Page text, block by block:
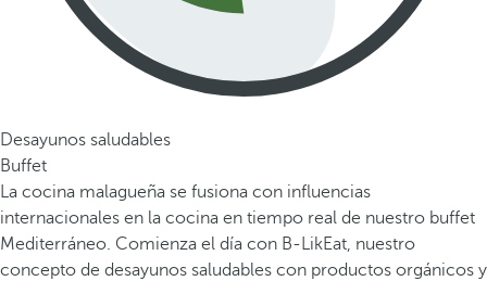
Desayunos saludables
Buffet
La cocina malagueña se fusiona con influencias
internacionales en la cocina en tiempo real de nuestro buffet
Mediterráneo. Comienza el día con B-LikEat, nuestro
concepto de desayunos saludables con productos orgánicos y